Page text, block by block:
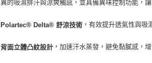
異的吸濕排汗與涼爽觸感，並具備異味控制功能，
Polartec® Delta® 舒涼技術 ，有效提升透氣性與吸
背面立體凸紋設計 ，加速汗水蒸發，避免黏膩感，